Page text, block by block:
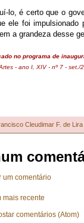
lo, é certo que o
ele foi impulsionado
a grandeza desse
no programa de
- ano I, XIV - nº 7 - set./
Cleudimar F. de Lira
um comentário
mais recente
comentários (Atom)